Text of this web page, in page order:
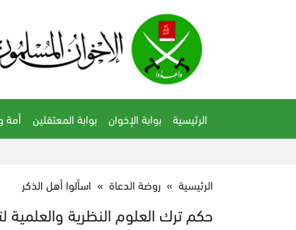
الرئيسية بوابة الإخوان بوابة المعتقلين أمة
الرئيسية » روضة الدعاة » اسألوا أهل الذكر
حكم ترك العلوم النظرية والعلمية